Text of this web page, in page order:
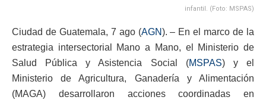
infantil. (Foto: MSPAS)
Ciudad de Guatemala, 7 ago (AGN). – En el marco de la
estrategia intersectorial Mano a Mano, el Ministerio de
Salud Pública y Asistencia Social (MSPAS) y el
Ministerio de Agricultura, Ganadería y Alimentación
(MAGA) desarrollaron acciones coordinadas en